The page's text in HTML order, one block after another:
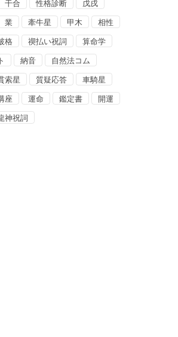
干合 性格診断 戊戌
業 牽牛星 甲木 相性
格 禊払い祝詞 算命学
納音 自然法コム
索星 質疑応答 車騎星
座 運命 鑑定書 開運
神祝詞